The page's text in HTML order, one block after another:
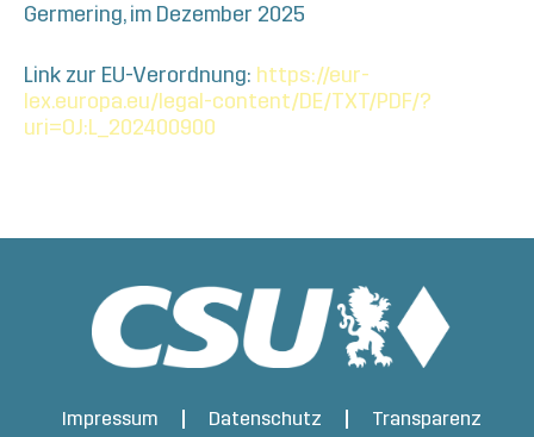
Germering, im Dezember 2025
Link zur EU-Verordnung: https://eur-
lex.europa.eu/legal-content/DE/TXT/PDF/?
uri=OJ:L_202400900
Impressum Datenschutz Transparenz